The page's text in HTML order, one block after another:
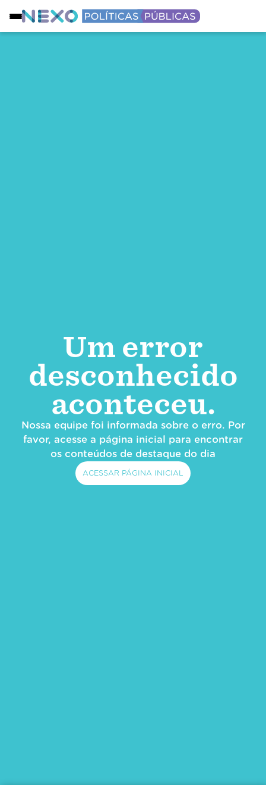
Um error
desconhecido
aconteceu.
Nossa equipe foi informada sobre o erro. Por
favor, acesse a página inicial para encontrar
os conteúdos de destaque do dia
ACESSAR PÁGINA INICIAL